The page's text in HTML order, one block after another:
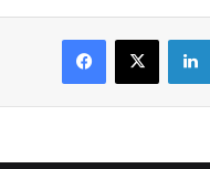
Facebook
X